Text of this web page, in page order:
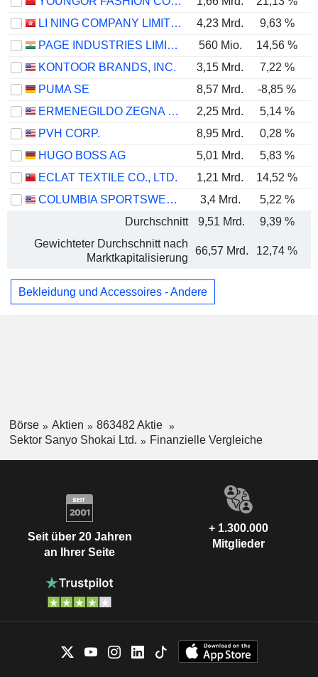
LI NING COMPANY LIMITED
4,23 Mrd. 9,63 %
PAGE INDUSTRIES LIMITED
560 Mio. 14,56 %
KONTOOR BRANDS, INC.
3,15 Mrd. 7,22 %
PUMA SE
8,57 Mrd. -8,85 %
ERMENEGILDO ZEGNA N.V.
2,25 Mrd.
5,14 %
PVH CORP.
8,95 Mrd. 0,28 %
HUGO BOSS AG
5,01 Mrd. 5,83 %
ECLAT TEXTILE CO., LTD.
1,21 Mrd. 14,52 %
COLUMBIA SPORTSWEAR COMPANY
3,4 Mrd. 5,22 %
Durchschnitt
9,51 Mrd. 9,39 %
Gewichteter Durchschnitt nach
Marktkapitalisierung
66,57 Mrd. 12,74 %
Bekleidung und Accessoires - Andere
Börse Aktien
863482 Aktie
Sektor Sanyo Shokai Ltd.
Finanzielle Vergleiche
Seit über 20 Jahren
an Ihrer Seite
+ 1.300.000
Mitglieder